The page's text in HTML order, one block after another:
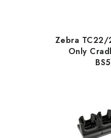
Zebra TC22/
Only